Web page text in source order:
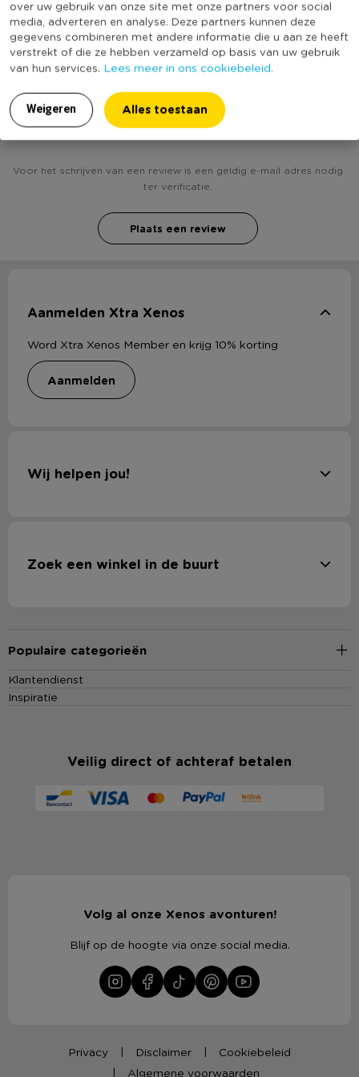
over uw gebruik van onze site met onze partners voor social
media, adverteren en analyse. Deze partners kunnen deze
gegevens combineren met andere informatie die u aan ze heeft
verstrekt of die ze hebben verzameld op basis van uw gebruik
van hun services. Lees meer in ons cookiebeleid.
Weigeren Alles toestaan
Lijst gemaakt van polystyreen
Afmeting: 65x75 cm
Duurzaamheidsscore
(Nog) geen score
bekend
Heb jij Spiegel antic - zilverkleurig - 65x75 cm?
Schrijf een review!
Voor het schrijven van een review is een geldig e-mail adres nodig
ter verificatie.
Plaats een review
Aanmelden Xtra Xenos
Word Xtra Xenos Member en krijg 10% korting
aanmelden
Wij helpen jou!
Zoek een winkel in de buurt
Populaire categorieën
Klantendienst
Inspiratie
Veilig direct of achteraf betalen
Volg al onze Xenos avonturen!
Blijf op de hoogte via onze social media.
Privacy Disclaimer
Cookiebeleid
Algemene voorwaarden